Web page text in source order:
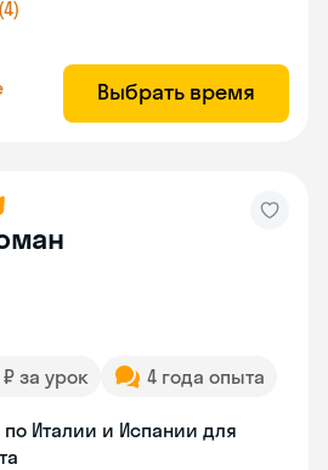
Выбрать время
₽ за урок 4 года опыта
Италии и Испании для